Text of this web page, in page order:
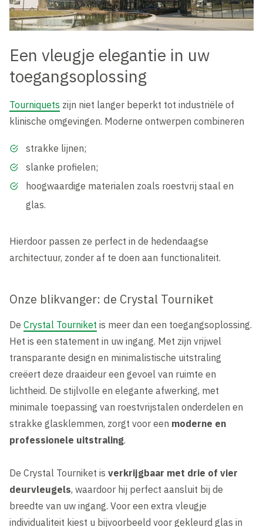
Een vleugje elegantie in uw
toegangsoplossing
Tourniquets zijn niet langer beperkt tot industriële of
klinische omgevingen. Moderne ontwerpen combineren
strakke lijnen;
slanke profielen;
hoogwaardige materialen zoals roestvrij staal en
glas.
Hierdoor passen ze perfect in de hedendaagse
architectuur, zonder af te doen aan functionaliteit.
Onze blikvanger: de Crystal Tourniket
De Crystal Tourniket is meer dan een toegangsoplossing.
Het is een statement in uw ingang. Met zijn vrijwel
transparante design en minimalistische uitstraling
creëert deze draaideur een gevoel van ruimte en
lichtheid. De stijlvolle en elegante afwerking, met
minimale toepassing van roestvrijstalen onderdelen en
strakke glasklemmen, zorgt voor een moderne en
professionele uitstraling.
De Crystal Tourniket is verkrijgbaar met drie of vier
deurvleugels, waardoor hij perfect aansluit bij de
breedte van uw ingang. Voor een extra vleugje
individualiteit kiest u bijvoorbeeld voor gekleurd glas in